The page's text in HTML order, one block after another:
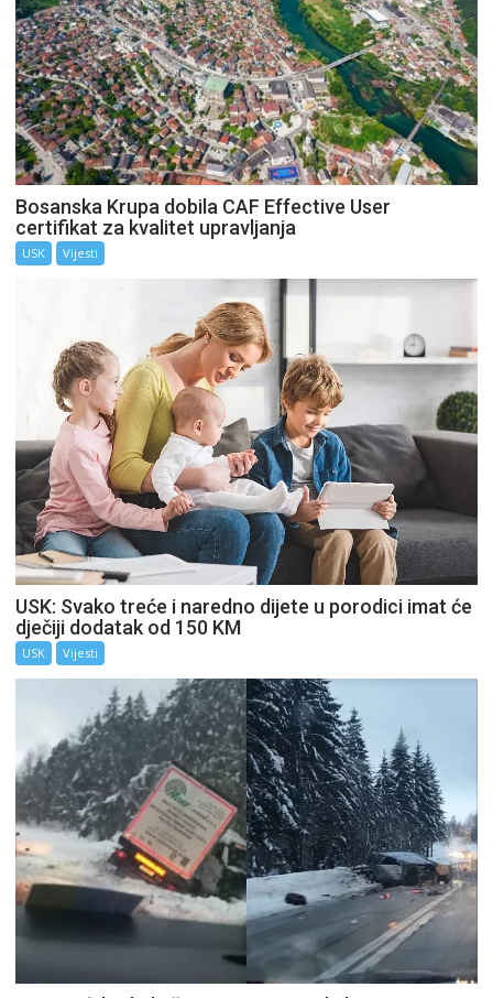
Bosanska Krupa dobila CAF Effective User
certifikat za kvalitet upravljanja
USK Vijesti
USK: Svako treće i naredno dijete u porodici imat će
dječiji dodatak od 150 KM
USK Vijesti